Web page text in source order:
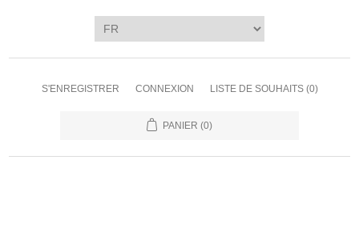
S'ENREGISTRER CONNEXION LISTE DE SOUHAITS (0)
PANIER (0)